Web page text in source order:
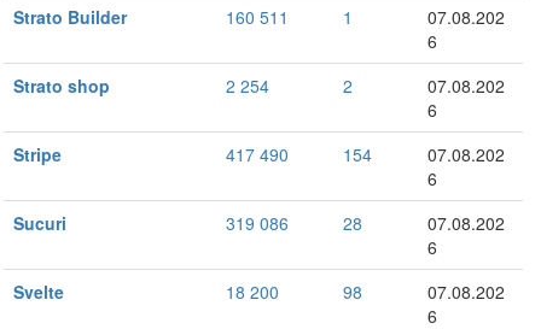
Strato Builder
160 511 1
07.08.202
6
Strato shop
2 254 2
07.08.202
6
Stripe
417 490 154
07.08.202
6
Sucuri
319 086 28
07.08.202
6
Svelte
18 200 98
07.08.202
6